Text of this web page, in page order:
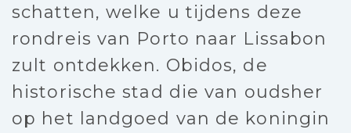
schatten, welke u tijdens deze
rondreis van Porto naar Lissabon
zult ontdekken. Obidos, de
historische stad die van oudsher
op het landgoed van de koningin